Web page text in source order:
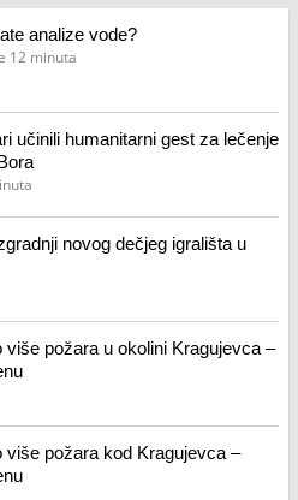
analize vode?
12 minuta
učinili humanitarni gest za lečenje
novog dečjeg igrališta u
požara u okolini Kragujevca –
požara kod Kragujevca –